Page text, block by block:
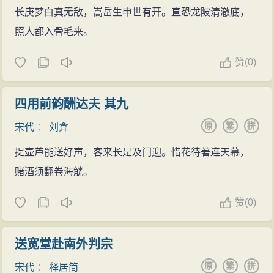
长庚梦白真无敌，嵩岳生申世有开。直恐龙陂清澈底，
照人都入骨毛来。
赞(0)
四用前韵酬达夫 其九
宋代 ：刘弇 拼
繁
原
提壶芦能送好声，客来长是及门迎。惜花待著连天幕，
赌酒须翻卷海觥。
赞(0)
送宽堂赴南外判宗
宋代 ：释居简 拼
繁
原